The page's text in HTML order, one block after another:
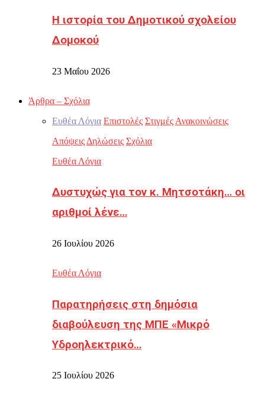
Η ιστορία του Δημοτικού σχολείου
Δομοκού
23 Μαΐου 2026
Άρθρα – Σχόλια
Ευθέα Λόγια Επιστολές Στιγμές Ανακοινώσεις
Απόψεις Δηλώσεις Σχόλια
Ευθέα Λόγια
Δυστυχώς για τον κ. Μητσοτάκη… οι
αριθμοί λένε…
26 Ιουλίου 2026
Ευθέα Λόγια
Παρατηρήσεις στη δημόσια
διαβούλευση της ΜΠΕ «Μικρό
Υδροηλεκτρικό…
25 Ιουλίου 2026